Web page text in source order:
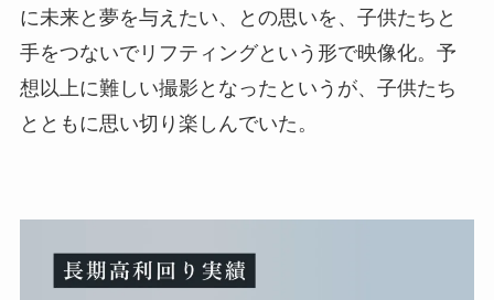
に未来と夢を与えたい、との思いを、子供たちと
手をつないでリフティングという形で映像化。予
想以上に難しい撮影となったというが、子供たち
とともに思い切り楽しんでいた。